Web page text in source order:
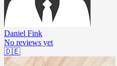
Daniel Fink
No reviews yet
🇩🇪